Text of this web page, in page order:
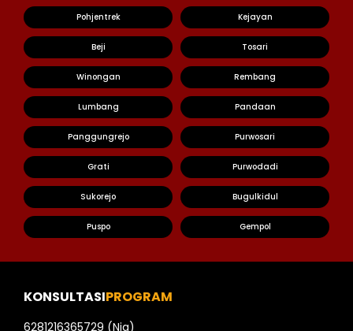
Pohjentrek Kejayan
Beji Tosari
Winongan Rembang
Lumbang Pandaan
Panggungrejo Purwosari
Grati Purwodadi
Sukorejo Bugulkidul
Puspo Gempol
KONSULTASIPROGRAM
6281216365729 (Nia)